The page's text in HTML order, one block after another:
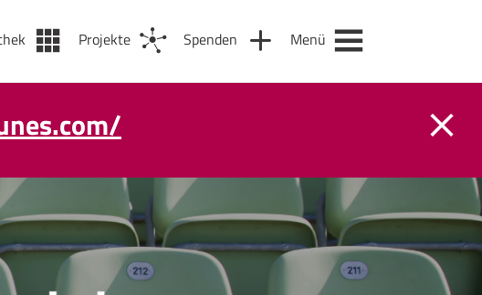
Projekte Spenden Menü